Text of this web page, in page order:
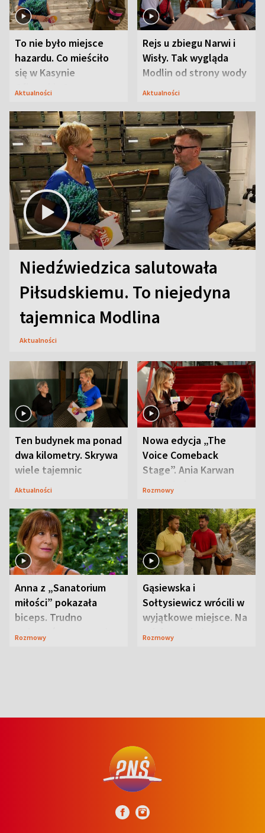
To nie było miejsce
hazardu. Co mieściło
się w Kasynie
Oficerskim?
Aktualności
Rejs u zbiegu Narwi i
Wisły. Tak wygląda
Modlin od strony wody
Aktualności
Niedźwiedzica salutowała
Piłsudskiemu. To niejedyna
tajemnica Modlina
Aktualności
Ten budynek ma ponad
dwa kilometry. Skrywa
wiele tajemnic
Aktualności
Nowa edycja „The
Voice Comeback
Stage”. Ania Karwan
zapowiada
Rozmowy
Anna z „Sanatorium
miłości” pokazała
biceps. Trudno
uwierzyć, co przeszła
Rozmowy
Gąsiewska i
Sołtysiewicz wrócili w
wyjątkowe miejsce. Na
szlaku czekał
Rozmowy